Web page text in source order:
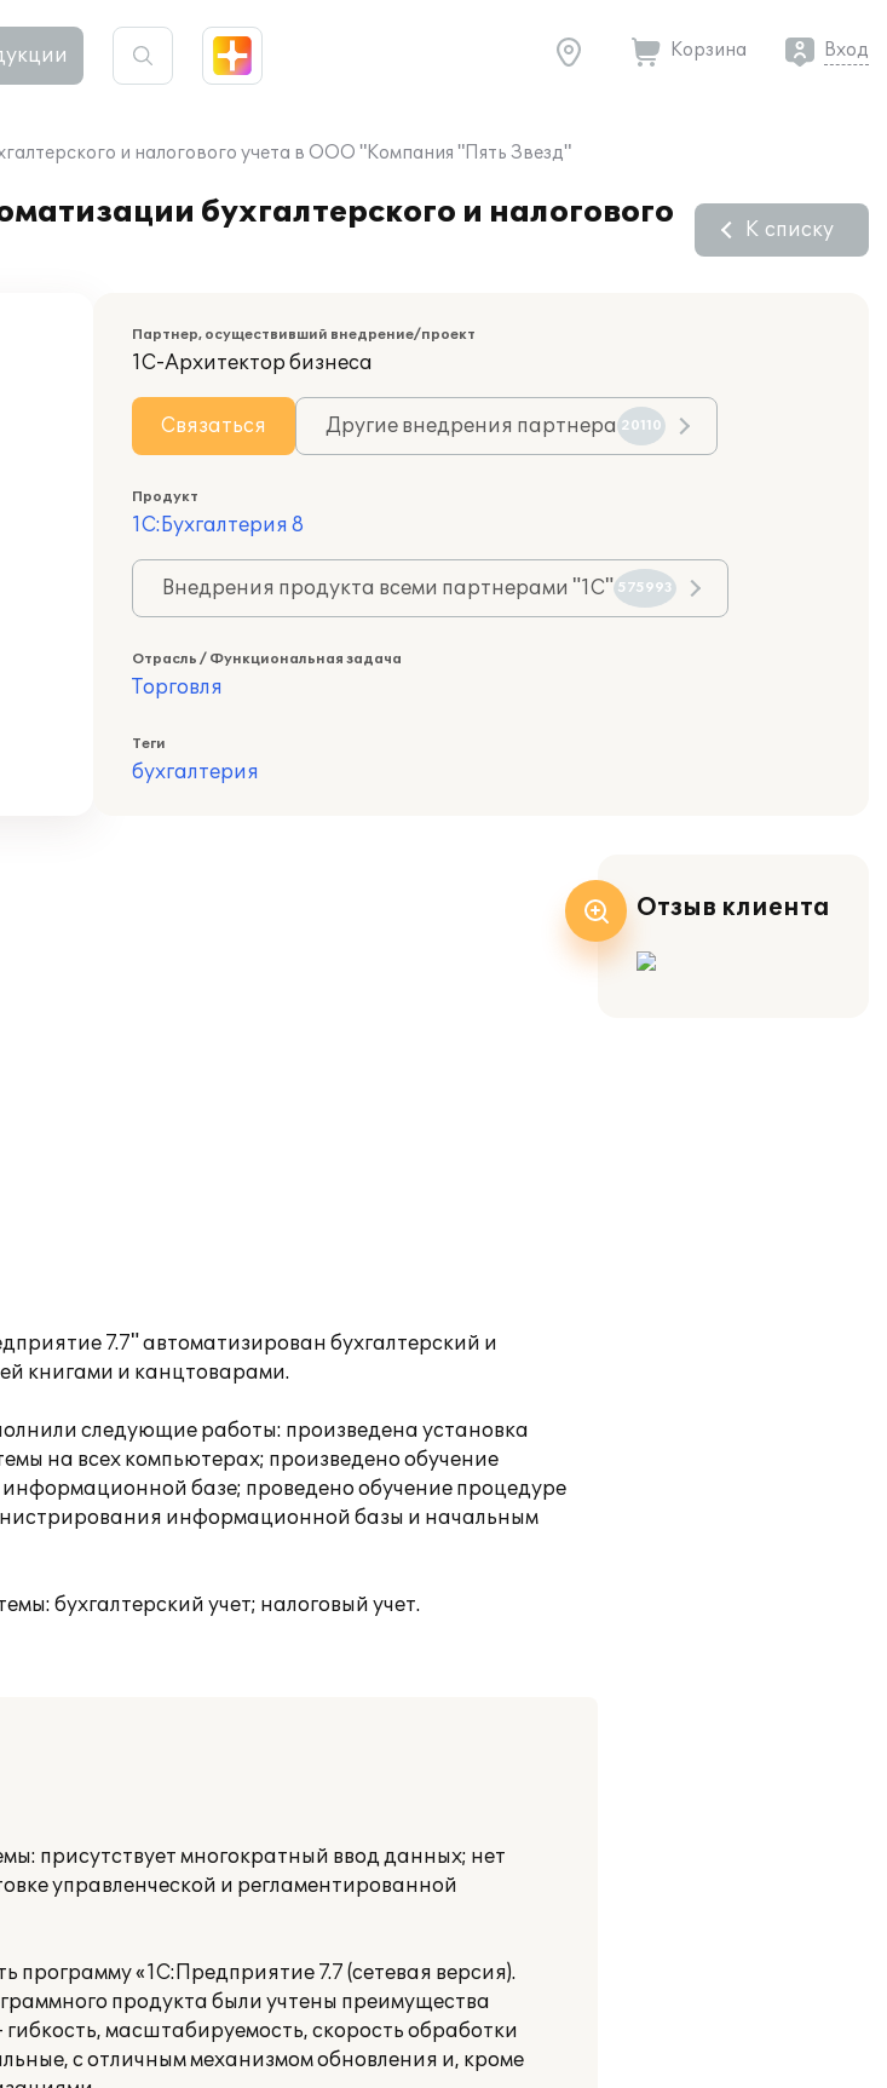
Корзина Вход
и налогового учета в ООО "Компания "Пять Звезд"
бухгалтерского и налогового
К списку
Партнер, осуществивший внедрение/проект
1С-Архитектор бизнеса
Связаться Другие внедрения партнера 20110
Продукт
1С:Бухгалтерия 8
Внедрения продукта всеми партнерами "1С" 575993
Отрасль / Функциональная задача
Торговля
Теги
бухгалтерия
7.7" автоматизирован бухгалтерский и
книгами и канцтоварами.
следующие работы: произведена установка
на всех компьютерах; произведено обучение
базе; проведено обучение процедуре
информационной базы и начальным
бухгалтерский учет; налоговый учет.
присутствует многократный ввод данных; нет
управленческой и регламентированной
программу «1С:Предприятие 7.7 (сетевая версия).
продукта были учтены преимущества
масштабируемость, скорость обработки
с отличным механизмом обновления и, кроме
Отзыв клиента